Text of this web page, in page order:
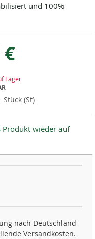
und 100%
€
Stück (St)
Lager
Produkt wieder auf
nach Deutschland
Versandkosten.